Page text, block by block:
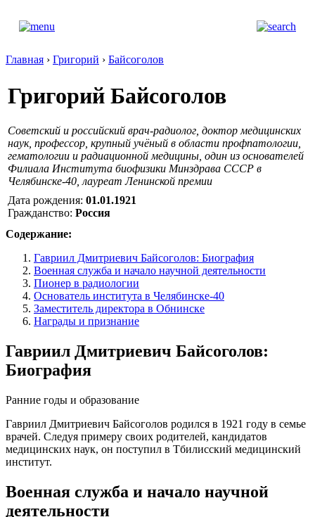
Главная › Григорий › Байсоголов
Григорий Байсоголов
Советский и российский врач-радиолог, доктор медицинских
наук, профессор, крупный учёный в области профпатологии,
гематологии и радиационной медицины, один из основателей
Филиала Института биофизики Минздрава СССР в
Челябинске-40, лауреат Ленинской премии
Дата рождения: 01.01.1921
Гражданство: Россия
Содержание:
Гавриил Дмитриевич Байсоголов: Биография
Военная служба и начало научной деятельности
Пионер в радиологии
Основатель института в Челябинске-40
Заместитель директора в Обнинске
Награды и признание
Гавриил Дмитриевич Байсоголов:
Биография
Ранние годы и образование
Гавриил Дмитриевич Байсоголов родился в 1921 году в семье
врачей. Следуя примеру своих родителей, кандидатов
медицинских наук, он поступил в Тбилисский медицинский
институт.
Военная служба и начало научной
деятельности